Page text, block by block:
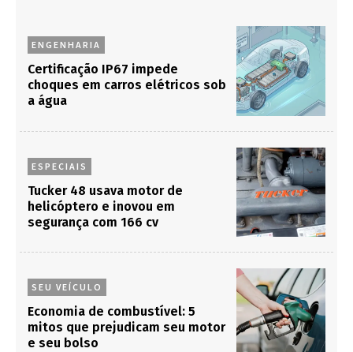
ENGENHARIA
Certificação IP67 impede
choques em carros elétricos sob
a água
ESPECIAIS
Tucker 48 usava motor de
helicóptero e inovou em
segurança com 166 cv
SEU VEÍCULO
Economia de combustível: 5
mitos que prejudicam seu motor
e seu bolso